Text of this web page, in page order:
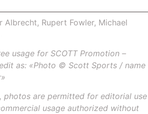
Albrecht, Rupert Fowler, Michael
usage for SCOTT Promotion –
as: «Photo © Scott Sports / name
photos are permitted for editorial use
usage authorized without